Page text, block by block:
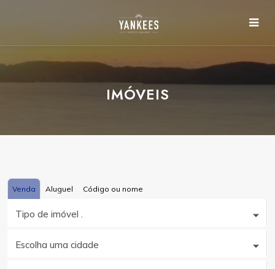
IMÓVEIS
Venda Aluguel Código ou nome
Tipo de imóvel .
Escolha uma cidade